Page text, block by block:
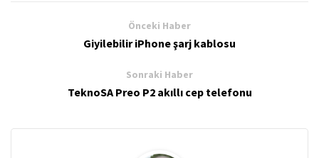
Önceki Haber
Giyilebilir iPhone şarj kablosu
Sonraki Haber
TeknoSA Preo P2 akıllı cep telefonu